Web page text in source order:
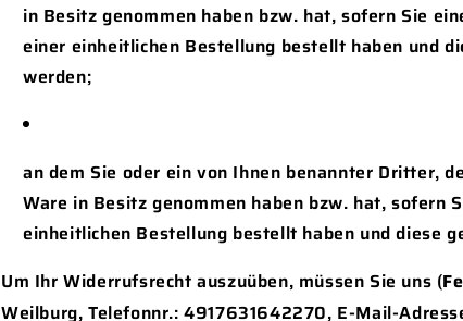
in Besitz genommen haben bzw. hat, sofern Sie
einer einheitlichen Bestellung bestellt haben und
werden;
an dem Sie oder ein von Ihnen benannter Dritter,
Ware in Besitz genommen haben bzw. hat, sofern
einheitlichen Bestellung bestellt haben und diese
Um Ihr Widerrufsrecht auszuüben, müssen Sie uns (
Weilburg, Telefonnr.: 4917631642270, E-Mail-